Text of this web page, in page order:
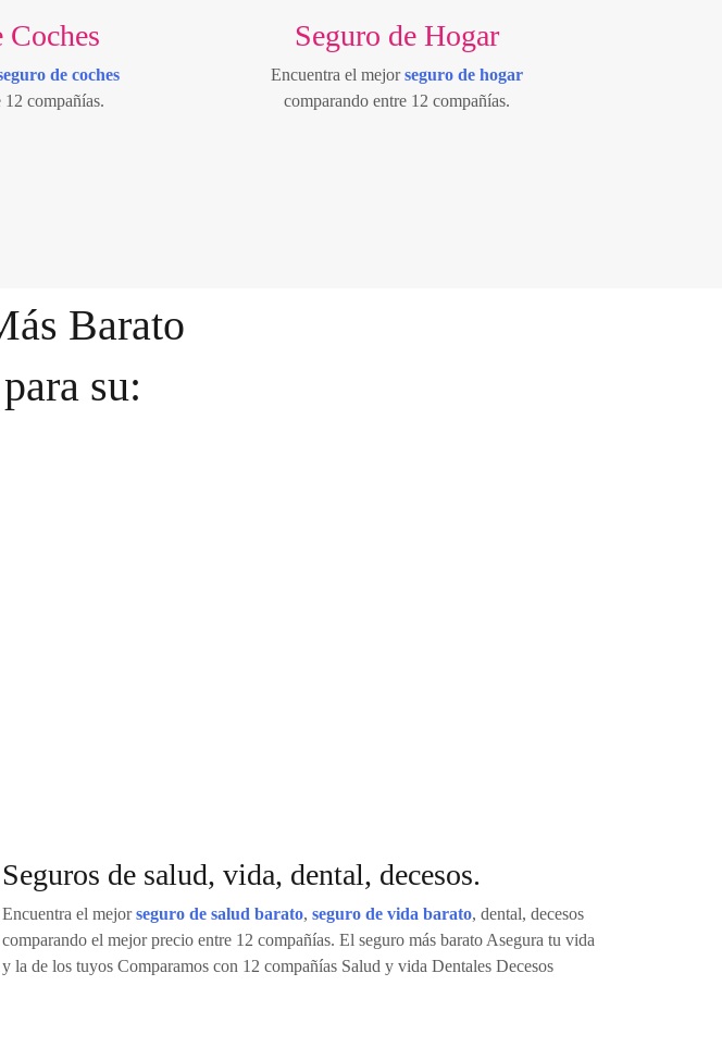
Coches
de coches
compañías.
Seguro de Hogar
Encuentra el mejorseguro de hogar
comparando entre 12 compañías.
Barato
su:
Seguros de salud, vida, dental, decesos.
Encuentra el mejorseguro de salud barato, seguro de vida barato, dental, decesos
comparando el mejor precio entre 12 compañías. El seguro más barato Asegura tu vida
y la de los tuyos Comparamos con 12 compañías Salud y vida Dentales Decesos